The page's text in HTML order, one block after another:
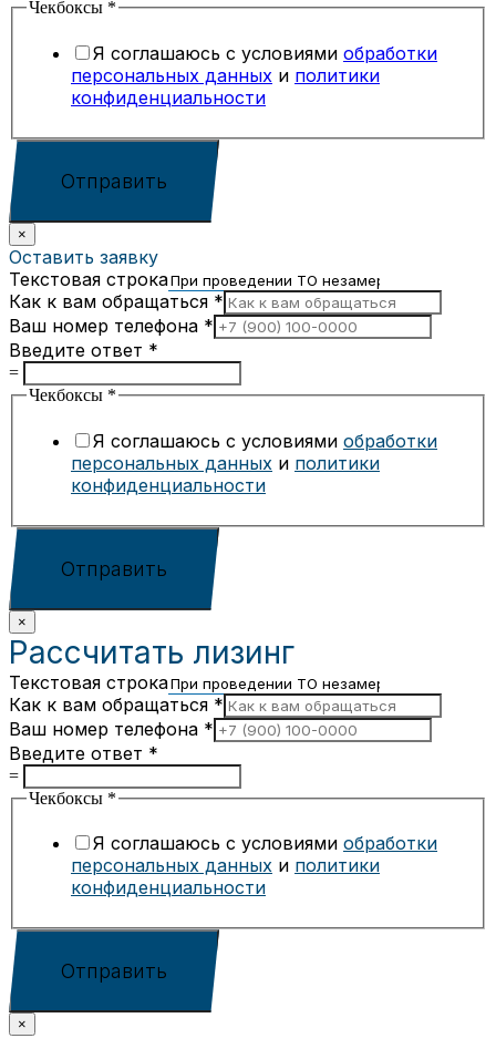
Чекбоксы *
Я соглашаюсь с условиями обработки
персональных данных и политики
конфиденциальности
Отправить
×
Оставить заявку
Текстовая строка
Как к вам обращаться *
Ваш номер телефона *
Введите ответ *
=
Чекбоксы *
Я соглашаюсь с условиями обработки
персональных данных и политики
конфиденциальности
Отправить
×
Рассчитать лизинг
Текстовая строка
Как к вам обращаться *
Ваш номер телефона *
Введите ответ *
=
Чекбоксы *
Я соглашаюсь с условиями обработки
персональных данных и политики
конфиденциальности
Отправить
×